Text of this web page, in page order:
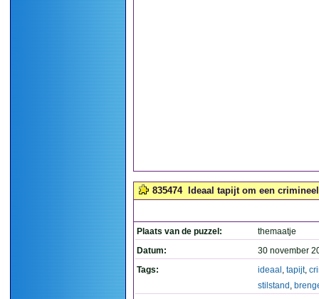
835474 Ideaal tapijt om een
Plaats van de puzzel:
themaatje
Datum:
30 november
Tags:
ideaal , tapijt,
stilstand ,